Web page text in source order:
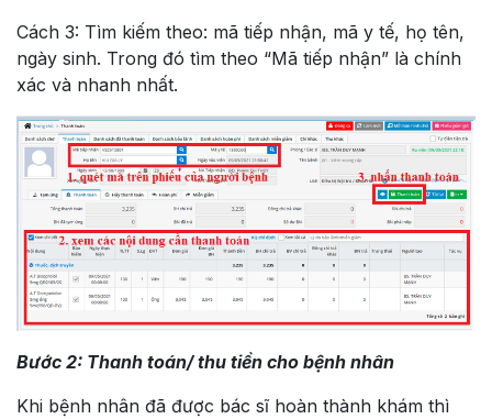
Cách 3: Tìm kiếm theo: mã tiếp nhận, mã y tế, họ tên,
ngày sinh. Trong đó tìm theo “Mã tiếp nhận” là chính
xác và nhanh nhất.
Bước 2: Thanh toán/ thu tiền cho bệnh nhân
Khi bệnh nhân đã được bác sĩ hoàn thành khám thì